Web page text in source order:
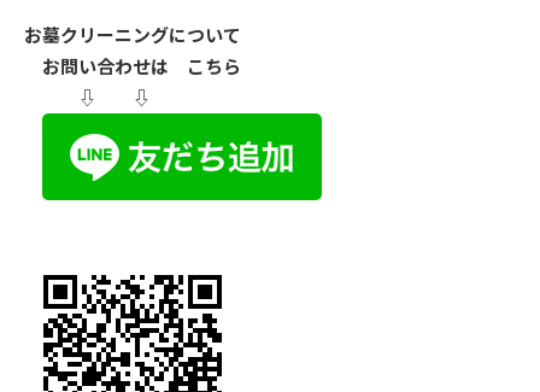
お墓クリーニングについて
お問い合わせは こちら
⇩ ⇩